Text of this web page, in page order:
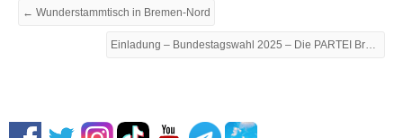
← Wunderstammtisch in Bremen-Nord
Einladung – Bundestagswahl 2025 – Die PARTEI Bremen stellt DirektkandidatX auf →